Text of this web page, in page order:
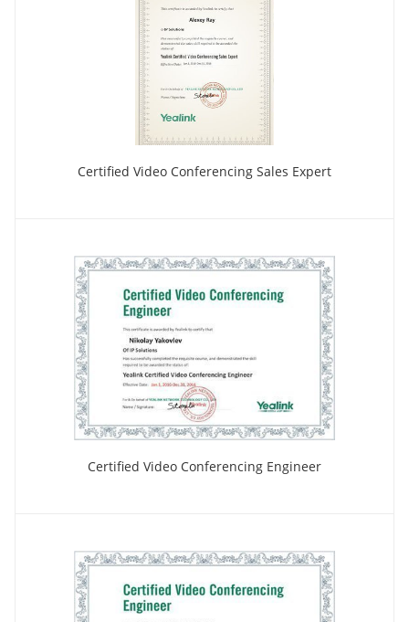
Certified Video Conferencing Sales Expert
Certified Video Conferencing Engineer